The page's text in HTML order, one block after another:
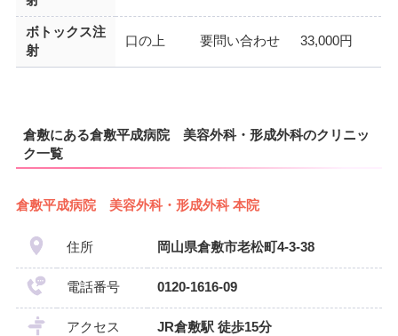
ボトックス注
射
口の上 要問い合わせ 33,000円
倉敷にある倉敷平成病院 美容外科・形成外科のクリニッ
ク一覧
倉敷平成病院 美容外科・形成外科 本院
住所 岡山県倉敷市老松町4-3-38
電話番号 0120-1616-09
アクセス JR倉敷駅 徒歩15分